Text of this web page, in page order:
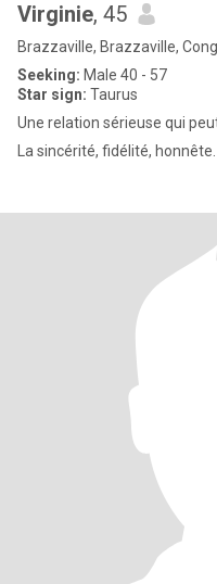
Virginie, 45
Brazzaville, Brazzaville,
Seeking: Male 40 - 57
Star sign: Taurus
Une relation sérieuse qui
La sincérité, fidélité, honnête.